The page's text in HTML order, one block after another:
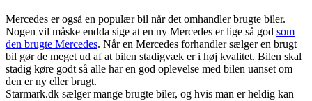
Mercedes er også en populær bil når det omhandler brugte biler.
Nogen vil måske endda sige at en ny Mercedes er lige så god som
den brugte Mercedes. Når en Mercedes forhandler sælger en brugt
bil gør de meget ud af at bilen stadigvæk er i høj kvalitet. Bilen skal
stadig køre godt så alle har en god oplevelse med bilen uanset om
den er ny eller brugt.
Starmark.dk sælger mange brugte biler, og hvis man er heldig kan